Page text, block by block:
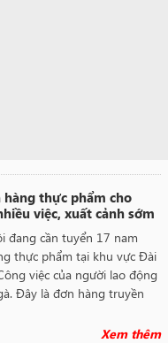
thực phẩm cho
việc, xuất cảnh sớm
đang cần tuyển 17 nam
thực phẩm tại khu vực Đài
việc của người lao động
Đây là đơn hàng truyền
Xem thêm